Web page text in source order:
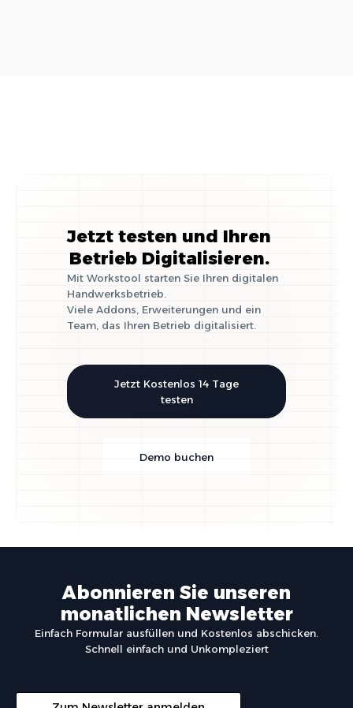
Jetzt testen und Ihren
Betrieb Digitalisieren.
Mit Workstool starten Sie Ihren digitalen
Handwerksbetrieb.
Viele Addons, Erweiterungen und ein
Team, das Ihren Betrieb digitalisiert.
Jetzt Kostenlos 14 Tage
testen
Demo buchen
Abonnieren Sie unseren
monatlichen Newsletter
Einfach Formular ausfüllen und Kostenlos abschicken.
Schnell einfach und Unkompleziert